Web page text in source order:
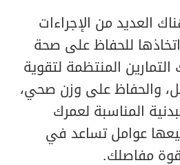
العديد من الإجراءات
للحفاظ على صحة
التمارين المنتظمة لتقوية
والحفاظ على وزن صحي،
المناسبة لعمرك
عوامل تساعد في
مفاصلك.